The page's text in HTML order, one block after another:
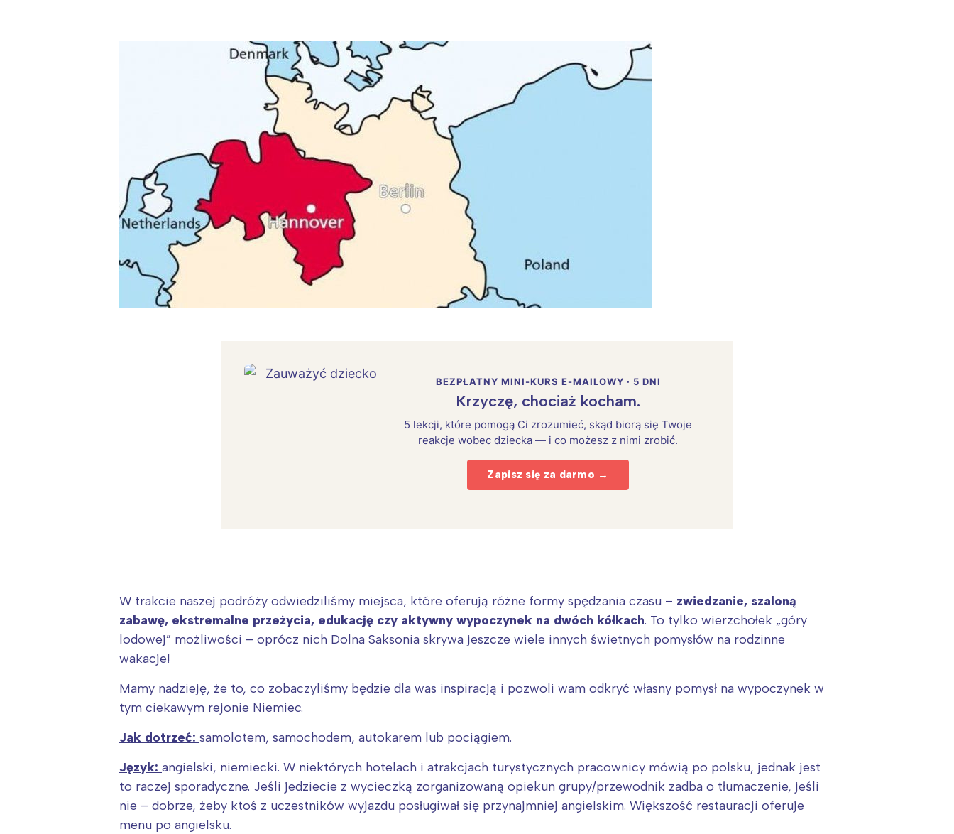
BEZPŁATNY MINI-KURS E-MAILOWY · 5 DNI
Krzyczę, chociaż kocham.
5 lekcji, które pomogą Ci zrozumieć, skąd biorą się Twoje
reakcje wobec dziecka — i co możesz z nimi zrobić.
Zapisz się za darmo →
W trakcie naszej podróży odwiedziliśmy miejsca, które oferują różne formy spędzania czasu – zwiedzanie, szaloną
zabawę, ekstremalne przeżycia, edukację czy aktywny wypoczynek na dwóch kółkach. To tylko wierzchołek „góry
lodowej” możliwości – oprócz nich Dolna Saksonia skrywa jeszcze wiele innych świetnych pomysłów na rodzinne
wakacje!
Mamy nadzieję, że to, co zobaczyliśmy będzie dla was inspiracją i pozwoli wam odkryć własny pomysł na wypoczynek w
tym ciekawym rejonie Niemiec.
Jak dotrzeć: samolotem, samochodem, autokarem lub pociągiem.
Język: angielski, niemiecki. W niektórych hotelach i atrakcjach turystycznych pracownicy mówią po polsku, jednak jest
to raczej sporadyczne. Jeśli jedziecie z wycieczką zorganizowaną opiekun grupy/przewodnik zadba o tłumaczenie, jeśli
nie – dobrze, żeby ktoś z uczestników wyjazdu posługiwał się przynajmniej angielskim. Większość restauracji oferuje
menu po angielsku.
Interesują mnie wydarzenia z tego regionu:
Trójmiasto
Wrocław
Południe
Wszystkie
Wybieram